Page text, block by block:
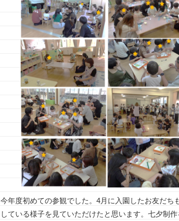
今年度初めての参観でした。4月に入園したお友だち
している様子を見ていただけたと思います。七夕制